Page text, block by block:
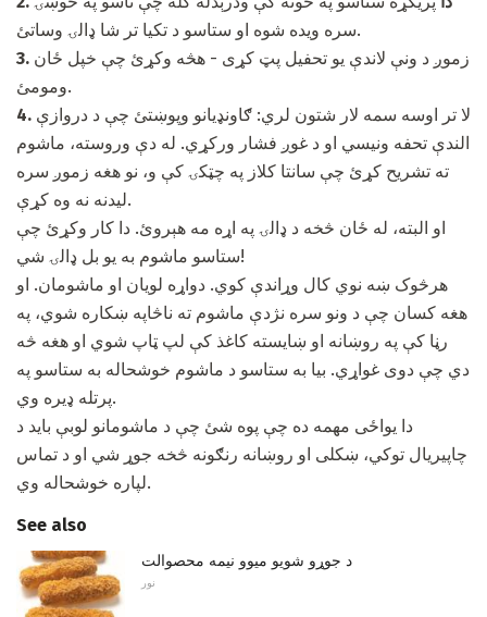
سره ویده شوه او ستاسو د تکیا تر شا ډالۍ وساتئ.
3.
ومومئ.
4.
الندې تحفه ونیسي او د غوږ فشار ورکړي. له دې وروسته، ماشوم
ته تشریح کړئ چې سانتا کلاز په چټکۍ کې و، نو هغه زموږ سره
لیدنه نه وه کړې.
او البته، له ځان څخه د ډالۍ په اړه مه هېروئ. دا کار وکړئ چې
ستاسو ماشوم به یو بل ډالۍ شي!
هرڅوک ښه نوي کال وړاندې کوي. دواړه لویان او ماشومان. او
هغه کسان چې د ونو سره نژدې ماشوم ته ناڅاپه ښکاره شوي، په
رڼا کې په روښانه او ښایسته کاغذ کې لپ ټاپ شوي او هغه څه
دي چې دوی غواړي. بیا به ستاسو د ماشوم خوشحاله به ستاسو په
پرتله ډیره وي.
دا یواځی مهمه ده چې پوه شئ چې د ماشومانو لوبې باید د
چاپیریال توکي، ښکلی او روښانه رنګونه څخه جوړ شي او د تماس
لپاره خوشحاله وي.
See also
د جوړو شویو میوو نیمه محصوالت
نور